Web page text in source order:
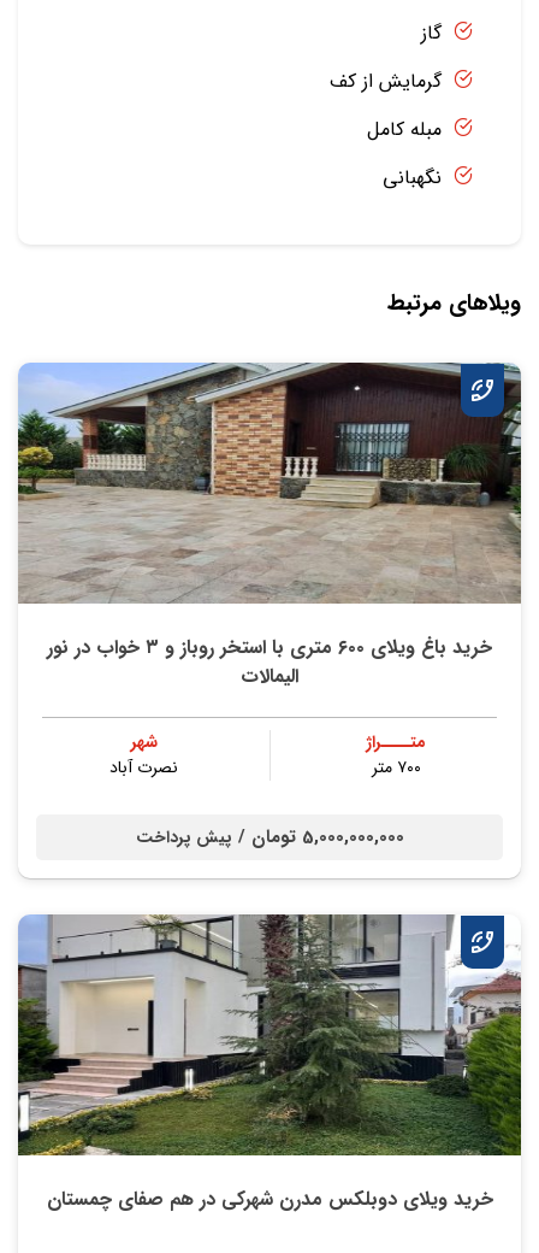
گاز
گرمایش از کف
مبله کامل
نگهبانی
ویلاهای مرتبط
خرید باغ ویلای ۶۰۰ متری با استخر روباز و ۳ خواب در نور
الیمالات
متــــراژ
۷۰۰ متر
شهر
نصرت آباد
5,000,000,000 تومان / پیش پرداخت
خرید ویلای دوبلکس مدرن شهرکی در هم صفای چمستان